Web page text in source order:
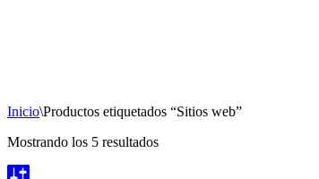
Inicio\Productos etiquetados “Sitios web”
Mostrando los 5 resultadosOrdenado